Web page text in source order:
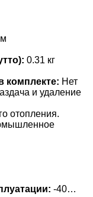
0.31 кг
комплекте: Нет
и удаление
отопления.
-40…